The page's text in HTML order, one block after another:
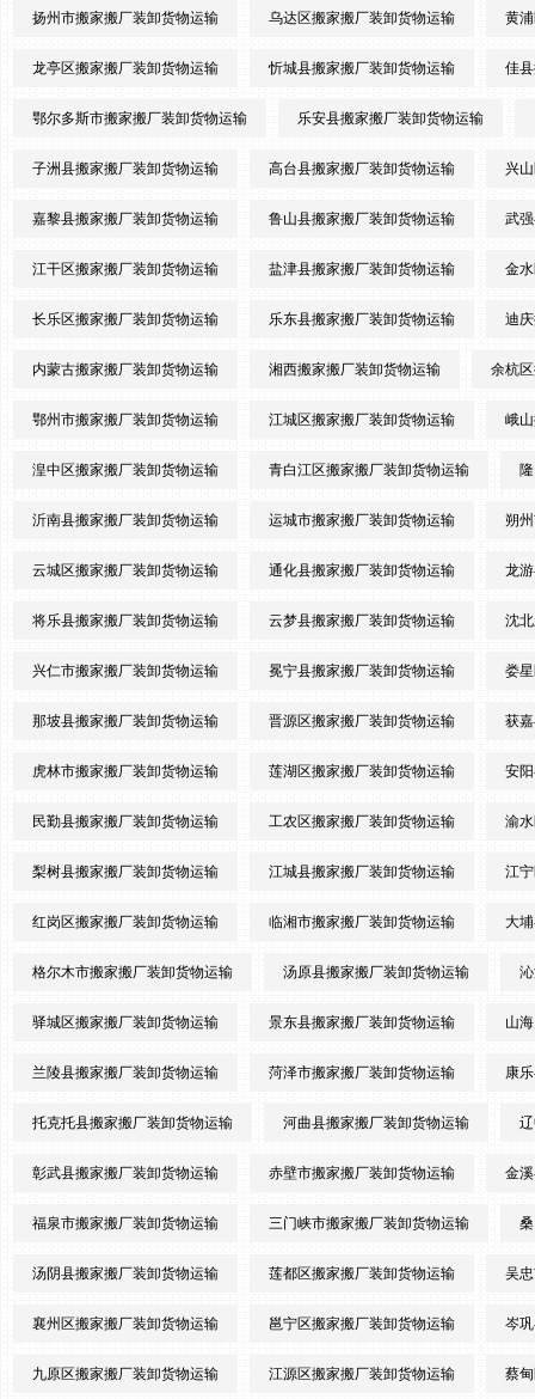
扬州市搬家搬厂装卸货物运输 乌达区搬家搬厂装卸货物运输 黄
龙亭区搬家搬厂装卸货物运输 忻城县搬家搬厂装卸货物运输 佳
鄂尔多斯市搬家搬厂装卸货物运输 乐安县搬家搬厂装卸货物运输
子洲县搬家搬厂装卸货物运输 高台县搬家搬厂装卸货物运输 兴
嘉黎县搬家搬厂装卸货物运输 鲁山县搬家搬厂装卸货物运输 武
江干区搬家搬厂装卸货物运输 盐津县搬家搬厂装卸货物运输 金
长乐区搬家搬厂装卸货物运输 乐东县搬家搬厂装卸货物运输 迪
内蒙古搬家搬厂装卸货物运输 湘西搬家搬厂装卸货物运输 余杭
鄂州市搬家搬厂装卸货物运输 江城区搬家搬厂装卸货物运输 峨
湟中区搬家搬厂装卸货物运输 青白江区搬家搬厂装卸货物运输
沂南县搬家搬厂装卸货物运输 运城市搬家搬厂装卸货物运输 朔
云城区搬家搬厂装卸货物运输 通化县搬家搬厂装卸货物运输 龙
将乐县搬家搬厂装卸货物运输 云梦县搬家搬厂装卸货物运输 沈
兴仁市搬家搬厂装卸货物运输 冕宁县搬家搬厂装卸货物运输 娄
那坡县搬家搬厂装卸货物运输 晋源区搬家搬厂装卸货物运输 获
虎林市搬家搬厂装卸货物运输 莲湖区搬家搬厂装卸货物运输 安
民勤县搬家搬厂装卸货物运输 工农区搬家搬厂装卸货物运输 渝
梨树县搬家搬厂装卸货物运输 江城县搬家搬厂装卸货物运输 江
红岗区搬家搬厂装卸货物运输 临湘市搬家搬厂装卸货物运输 大
格尔木市搬家搬厂装卸货物运输 汤原县搬家搬厂装卸货物运输
驿城区搬家搬厂装卸货物运输 景东县搬家搬厂装卸货物运输 山
兰陵县搬家搬厂装卸货物运输 菏泽市搬家搬厂装卸货物运输 康
托克托县搬家搬厂装卸货物运输 河曲县搬家搬厂装卸货物运输
彰武县搬家搬厂装卸货物运输 赤壁市搬家搬厂装卸货物运输 金
福泉市搬家搬厂装卸货物运输 三门峡市搬家搬厂装卸货物运输
汤阴县搬家搬厂装卸货物运输 莲都区搬家搬厂装卸货物运输 吴
襄州区搬家搬厂装卸货物运输 邕宁区搬家搬厂装卸货物运输 岑
九原区搬家搬厂装卸货物运输 江源区搬家搬厂装卸货物运输 蔡